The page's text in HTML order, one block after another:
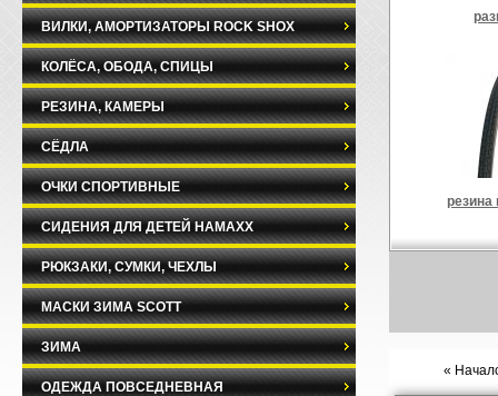
резина
«
ВИЛКИ, АМОРТИЗАТОРЫ ROCK SHOX
КОЛЁСА, ОБОДА, СПИЦЫ
РЕЗИНА, КАМЕРЫ
СЁДЛА
ОЧКИ СПОРТИВНЫЕ
СИДЕНИЯ ДЛЯ ДЕТЕЙ HAMAXX
РЮКЗАКИ, СУМКИ, ЧЕХЛЫ
МАСКИ ЗИМА SCOTT
ЗИМА
ОДЕЖДА ПОВСЕДНЕВНАЯ